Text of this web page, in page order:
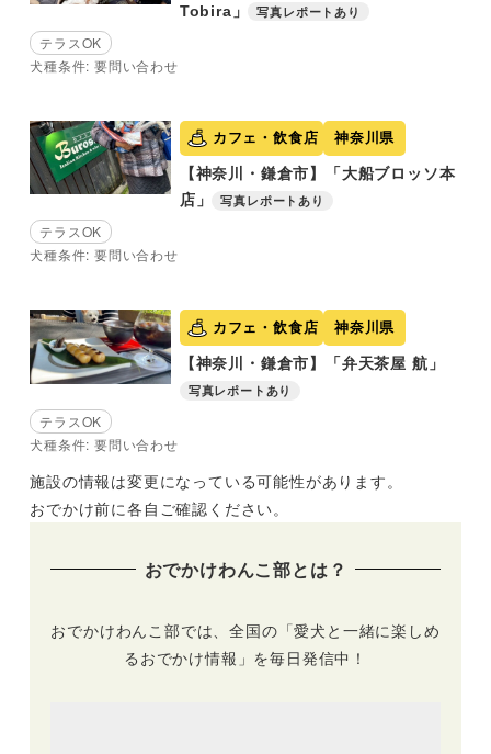
Tobira」
写真レポートあり
テラスOK
犬種条件: 要問い合わせ
カフェ・飲食店 神奈川県
【神奈川・鎌倉市】「大船ブロッソ本
店」
写真レポートあり
テラスOK
犬種条件: 要問い合わせ
カフェ・飲食店 神奈川県
【神奈川・鎌倉市】「弁天茶屋 航」
写真レポートあり
テラスOK
犬種条件: 要問い合わせ
施設の情報は変更になっている可能性があります。
おでかけ前に各自ご確認ください。
おでかけわんこ部とは？
おでかけわんこ部では、全国の「愛犬と一緒に楽しめ
るおでかけ情報」を毎日発信中！